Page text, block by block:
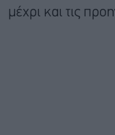
μέχρι και τις